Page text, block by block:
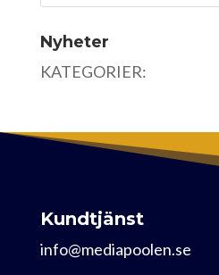
Nyheter
KATEGORIER:
Kundtjänst
info@mediapoolen.se